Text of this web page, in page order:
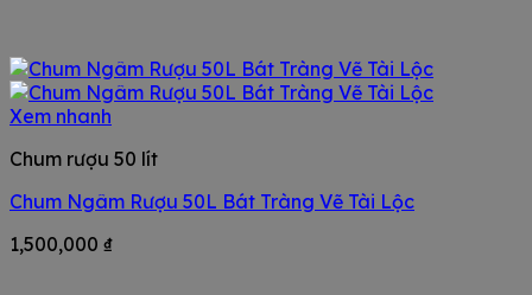
Xem nhanh
Chum rượu 50 lít
Chum Ngâm Rượu 50L Bát Tràng Vẽ Tài Lộc
1,500,000 ₫